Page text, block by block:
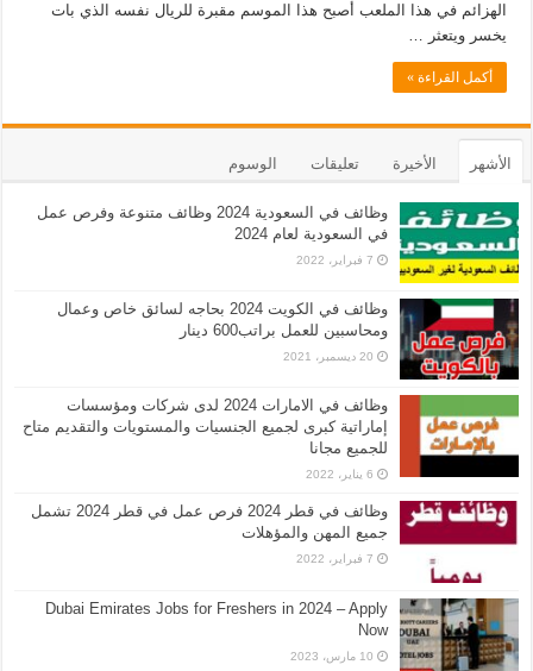
الهزائم في هذا الملعب أصبح هذا الموسم مقبرة للريال نفسه الذي بات
يخسر ويتعثر …
أكمل القراءة »
الأشهر الأخيرة تعليقات الوسوم
وظائف في السعودية 2024 وظائف متنوعة وفرص عمل
في السعودية لعام 2024
7 فبراير، 2022
وظائف في الكويت 2024 بحاجه لسائق خاص وعمال
ومحاسبين للعمل براتب600 دينار
20 ديسمبر، 2021
وظائف في الامارات 2024 لدى شركات ومؤسسات
إماراتية كبرى لجميع الجنسيات والمستويات والتقديم متاح
للجميع مجانا
6 يناير، 2022
وظائف في قطر 2024 فرص عمل في قطر 2024 تشمل
جميع المهن والمؤهلات
7 فبراير، 2022
Dubai Emirates Jobs for Freshers in 2024 – Apply
Now
10 مارس، 2023